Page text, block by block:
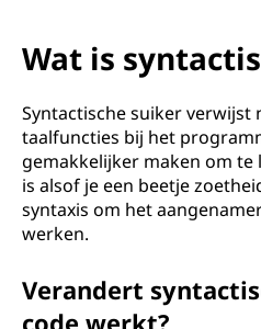
Wat is
Syntactische suiker verwijst
taalfuncties bij het
gemakkelijker maken om te
is alsof je een beetje
syntaxis om het
werken.
Verandert
code werkt?